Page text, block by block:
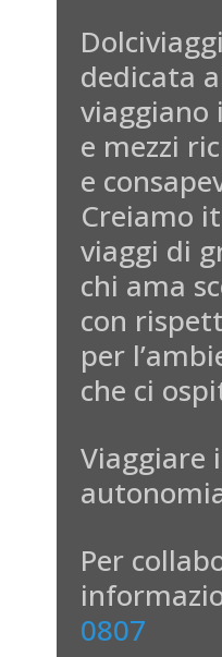
dedicata
viaggiano
e mezzi
e
Creiamo
viaggi di
chi ama
con
per
che ci
Viaggiare
Per
0807